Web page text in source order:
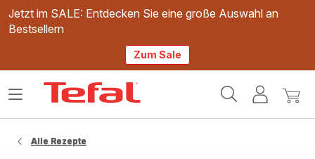
Jetzt im SALE: Entdecken Sie eine große Auswahl an
Bestsellern
Zum Sale
Mein
Mein
Das
Alle Rezepte